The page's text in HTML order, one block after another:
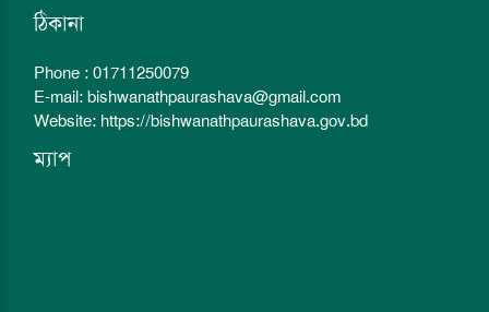
ঠিকানা
Phone : 01711250079
E-mail: bishwanathpaurashava@gmail.com
Website: https://bishwanathpaurashava.gov.bd
ম্যাপ